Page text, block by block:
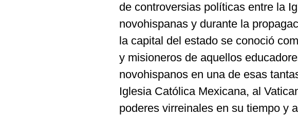
de controversias políticas entre la
novohispanas y durante la
la capital del estado se conoció
y misioneros de aquellos
novohispanos en una de esas
Iglesia Católica Mexicana, al
poderes virreinales en su tiempo y